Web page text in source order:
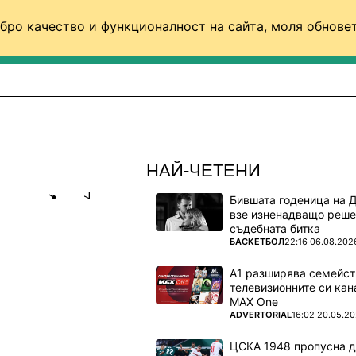
качество и функционалност на сайта, моля
НАЙ-ЧЕТЕНИ
Бившата годеница на
взе изненадващо
съдебната битка
ПОВЕЧЕ ОТ
БАСКЕТБОЛ22:16
А1 разширява
телевизионните си
MAX One
ПОВЕЧЕ ОТ
ADVERTORIAL16:02
ЦСКА 1948 пропусна